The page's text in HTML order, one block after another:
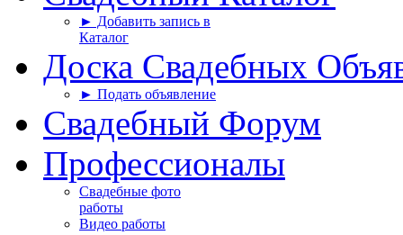
► Добавить запись в
Каталог
Доска Свадебных
► Подать объявление
Свадебный Форум
Профессионалы
Свадебные фото
работы
Видео работы